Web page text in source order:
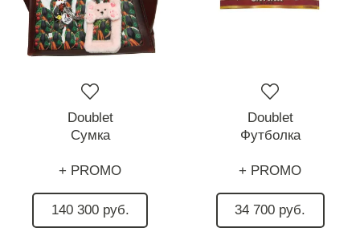
Doublet
Сумка
+ PROMO
140 300 руб.
Doublet
Футболка
+ PROMO
34 700 руб.